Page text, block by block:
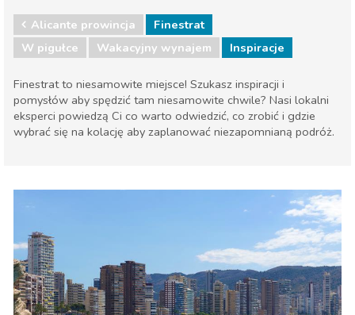
Alicante prowincja
Finestrat
W pigułce
Wakacyjny wynajem Inspiracje
Finestrat to niesamowite miejsce! Szukasz inspiracji i
pomysłów aby spędzić tam niesamowite chwile? Nasi lokalni
eksperci powiedzą Ci co warto odwiedzić, co zrobić i gdzie
wybrać się na kolację aby zaplanować niezapomnianą podróż.
Muzeum & Sztuka
Nocne życie
Sport i przygoda